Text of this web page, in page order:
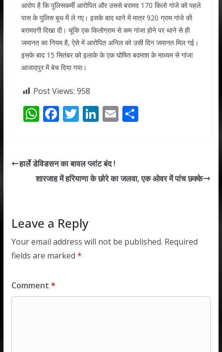
आरोप है कि पुलिसकर्मी आरोपित और उससे बरामद 170 किलो गांजे को पहले
पास के पुलिस बूथ में ले गए। इसके बाद थाने में मात्र 920 ग्राम गांजे की
बरामदगी दिखा दी। चूंकि एक किलोग्राम से कम गांजा होने पर थाने से ही
जमानत का नियम है, ऐसे में आरोपित अनिल को उसी दिन जमानत मिल गई।
इसके बाद 15 सितंबर को इलाके के एक घोषित बदमाश के माध्यम से गांजा
आजादपुर में बेच दिया गया।
Post Views: 958
W
s
A
F
b
o
T
er
Li
e
dI
E S
हार्ले डेविडसन का बावल प्लांट बंद !
शारजाह में हरियाणा के छोरे का जलवा, एक ओवर में पांच छक्के
Leave a Reply
Your email address will not be published. Required
fields are marked *
Comment *